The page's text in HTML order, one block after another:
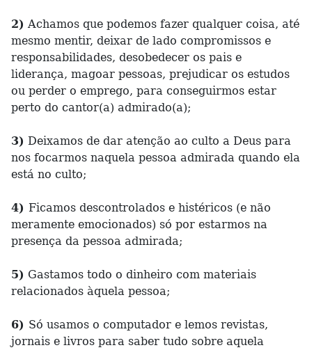
2) Achamos que podemos fazer qualquer coisa, até
mesmo mentir, deixar de lado compromissos e
responsabilidades, desobedecer os pais e
liderança, magoar pessoas, prejudicar os estudos
ou perder o emprego, para conseguirmos estar
perto do cantor(a) admirado(a);
3) Deixamos de dar atenção ao culto a Deus para
nos focarmos naquela pessoa admirada quando ela
está no culto;
4) Ficamos descontrolados e histéricos (e não
meramente emocionados) só por estarmos na
presença da pessoa admirada;
5) Gastamos todo o dinheiro com materiais
relacionados àquela pessoa;
6) Só usamos o computador e lemos revistas,
jornais e livros para saber tudo sobre aquela